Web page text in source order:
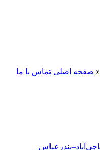
x صفحه اصلی تماس با ما